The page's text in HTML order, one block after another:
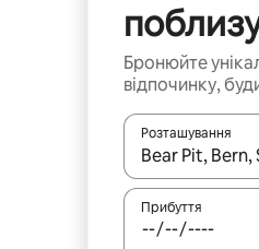
Бронюйте
відпочинку,
Розташування
Отримавши
Прибуття